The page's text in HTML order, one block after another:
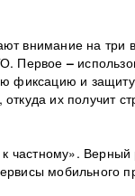
внимание на
Первое–
фиксацию и
их получит
частному». Верный
мобильного